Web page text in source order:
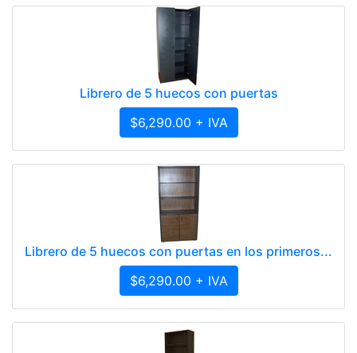
Librero de 5 huecos con puertas
$6,290.00 + IVA
Librero de 5 huecos con puertas en los primeros...
$6,290.00 + IVA